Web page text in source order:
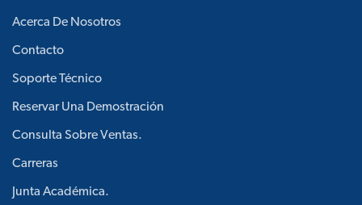
Acerca De Nosotros
Contacto
Soporte Técnico
Reservar Una Demostración
Consulta Sobre Ventas.
Carreras
Junta Académica.